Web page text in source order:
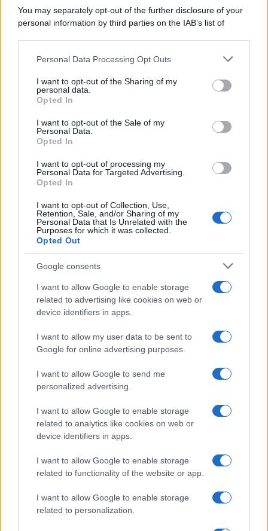
You may separately opt-out of the further disclosure of your
personal information by third parties on the IAB’s list of
This information may also be disclosed by us to third parties
disclose it to other third parties.
Please note that this website/app uses one or more Google
services and may gather and store information including but
not limited to your visit or usage behaviour. You may click to
grant or deny consent to Google and its third-party tags to
consent section.
Personal Data Processing Opt Outs
I want to opt-out of the Sharing of my
personal data.
Opted In
I want to opt-out of the Sale of my
Personal Data.
Opted In
I want to opt-out of processing my
Personal Data for Targeted Advertising.
Opted In
I want to opt-out of Collection, Use,
Retention, Sale, and/or Sharing of my
Personal Data that Is Unrelated with the
Purposes for which it was collected.
Opted Out
Google consents
I want to allow Google to enable storage
related to advertising like cookies on web or
device identifiers in apps.
I want to allow my user data to be sent to
Google for online advertising purposes.
I want to allow Google to send me
personalized advertising.
I want to allow Google to enable storage
related to analytics like cookies on web or
device identifiers in apps.
I want to allow Google to enable storage
related to functionality of the website or app.
I want to allow Google to enable storage
related to personalization.
La storia /Le 10 maestre che già 120 anni fa ottennero, per
10 mesi, il diritto di voto
Pordenone /Il Premio Airone di Carta 2026 a GiULiA
giornaliste: promuove la cultura della parità
Facebook
Twitter
Instagram
LinkedIn
Syndication
Globalist
Globalscience
Culture
Megachip
Giornale dello
Wondernet
Giuliana Sgrena